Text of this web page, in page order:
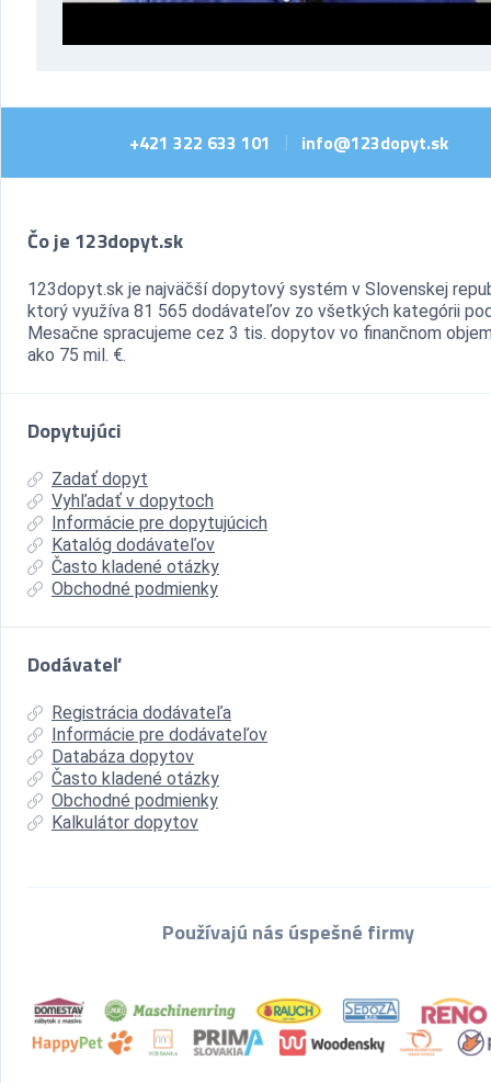
+421 322 633 101 info@123dopyt.sk
Čo je 123dopyt.sk
123dopyt.sk je najväčší dopytový systém v Slovenskej
ktorý využíva 81 565 dodávateľov zo všetkých kategórii
Mesačne spracujeme cez 3 tis. dopytov vo finančnom
ako 75 mil. €.
Dopytujúci
Zadať dopyt
Vyhľadať v dopytoch
Informácie pre dopytujúcich
Katalóg dodávateľov
Často kladené otázky
Obchodné podmienky
Dodávateľ
Registrácia dodávateľa
Informácie pre dodávateľov
Databáza dopytov
Často kladené otázky
Obchodné podmienky
Kalkulátor dopytov
Používajú nás úspešné firmy